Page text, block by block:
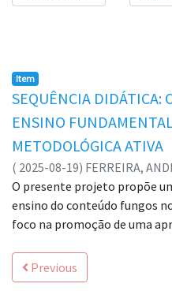
Item
SEQUÊNCIA DIDÁTICA:
ENSINO
METODOLÓGICA ATIVA
( 2025-08-19) FERREIRA,
O presente projeto propõe
ensino do conteúdo fungos
foco na promoção de uma
pelo o autor do trabalho,
Curricular (BNCC),
Previous